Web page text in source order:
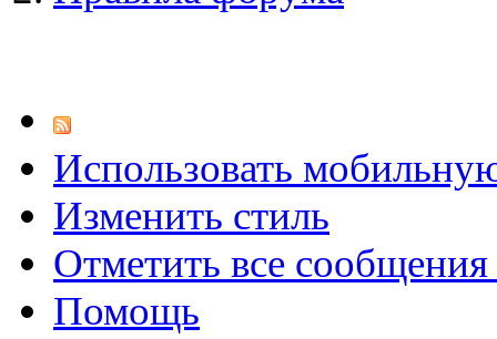
Использовать
Изменить стиль
Отметить все
Помощь